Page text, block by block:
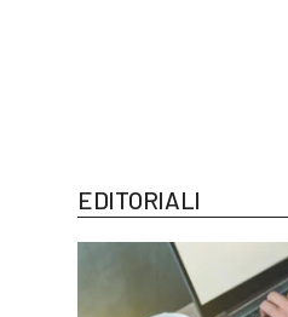
EDITORIALI